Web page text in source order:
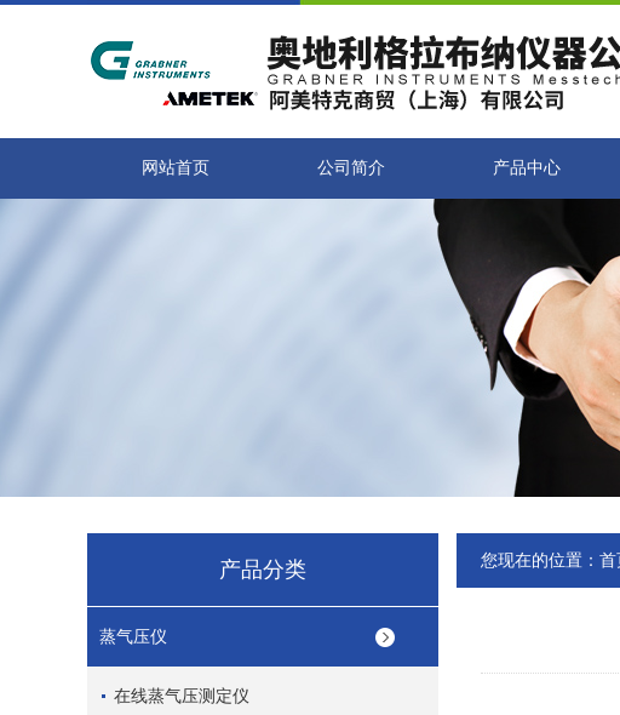
网站首页 公司简介 产品中心
产品分类
蒸气压仪
在线蒸气压测定仪
您现在的位置： 首